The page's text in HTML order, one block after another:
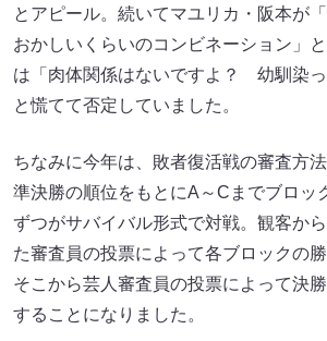
とアピール。続いてマユリカ・阪本が
おかしいくらいのコンビネーション」
は「肉体関係はないですよ？ 幼馴染っ
と慌てて否定していました。
ちなみに今年は、敗者復活戦の審査方法
準決勝の順位をもとにA～Cまでブロッ
ずつがサバイバル形式で対戦。観客か
た審査員の投票によって各ブロックの勝
そこから芸人審査員の投票によって決
することになりました。